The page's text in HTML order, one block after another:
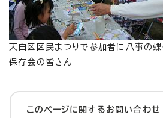
天白区区民まつりで参加者に八事の
保存会の皆さん
このページに関する お問い合わせ